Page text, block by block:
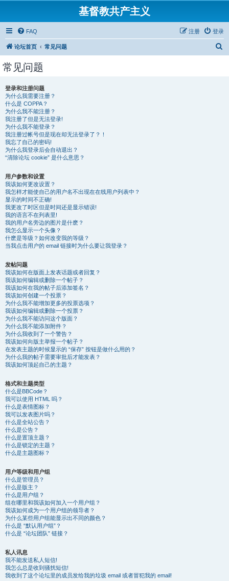
基督教共产主义
FAQ 登录
注册
论坛首页 常见问题
常见问题
登录和注册问题
为什么我需要注册？
什么是 COPPA？
为什么我不能注册？
我注册了但是无法登录!
为什么我不能登录？
我注册过帐号但是现在却无法登录了？！
我忘了自己的密码!
为什么我登录后会自动退出？
“清除论坛 cookie” 是什么意思？
用户参数和设置
我该如何更改设置？
我怎样才能使自己的用户名不出现在在线用户列表中？
显示的时间不正确!
我更改了时区但是时间还是显示错误!
我的语言不在列表里!
我的用户名旁边的图片是什麽？
我怎么显示一个头像？
什麽是等级？如何改变我的等级？
当我点击用户的 email 链接时为什么要让我登录？
发帖问题
我该如何在版面上发表话题或者回复？
我该如何编辑或删除一个帖子？
我该如何在我的帖子后添加签名？
我该如何创建一个投票？
为什么我不能增加更多的投票选项？
我该如何编辑或删除一个投票？
为什么我不能访问这个版面？
为什么我不能添加附件？
为什么我收到了一个警告？
我该如何向版主举报一个帖子？
在发表主题的时候显示的 “保存” 按钮是做什么用的？
为什么我的帖子需要审批后才能发表？
我该如何顶起自己的主题？
格式和主题类型
什么是BBCode？
我可以使用 HTML 吗？
什么是表情图标？
我可以发表图片吗？
什么是全站公告？
什么是公告？
什么是置顶主题？
什么是锁定的主题？
什么是主题图标？
用户等级和用户组
什么是管理员？
什么是版主？
什么是用户组？
组在哪里和我该如何加入一个用户组？
我该如何成为一个用户组的领导者？
为什么某些用户组能显示出不同的颜色？
什么是 “默认用户组”？
什么是 “论坛团队” 链接？
私人讯息
我不能发送私人短信!
我怎么总是收到骚扰短信!
我收到了这个论坛里的成员发给我的垃圾 email 或者冒犯我的 email!